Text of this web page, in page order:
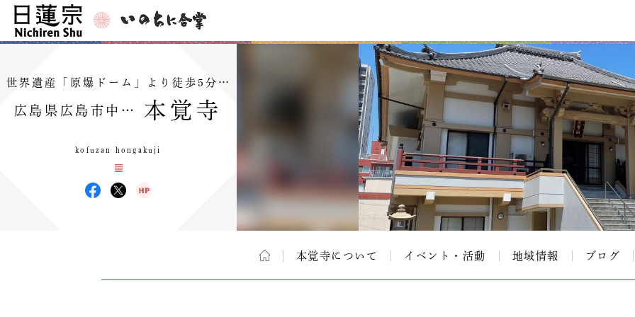
世界遺産「原爆ドーム」より徒歩5分…
広島県広島市中… 本覚寺
kofuzan hongakuji
本覚寺について イベント・活動 地域情報 ブログ